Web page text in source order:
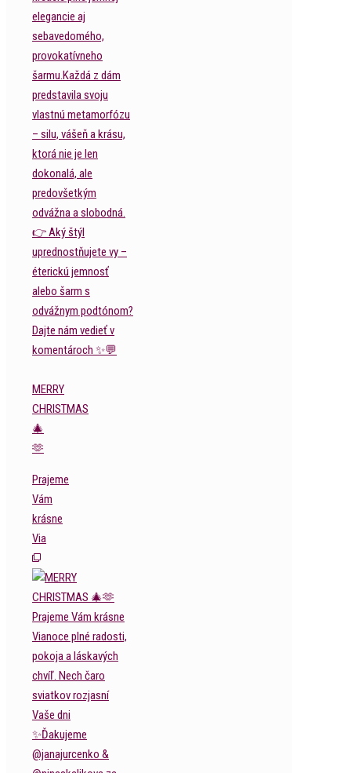
MERRY
CHRISTMAS
🎄
🫶
Prajeme
Vám
krásne
Via